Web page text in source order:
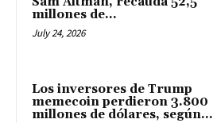
millones de...
July 24, 2026
Los inversores de Trump
memecoin perdieron 3.800
millones de dólares, según...